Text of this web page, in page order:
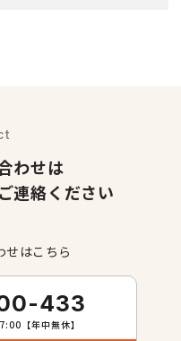
わせは
連絡ください
せはこちら
433
【年中無休】